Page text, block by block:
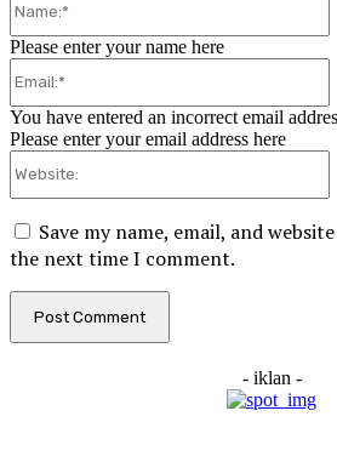
Please enter your name here
You have entered an incorrect email
Please enter your email address here
Save my name, email, and
the next time I comment.
- iklan -